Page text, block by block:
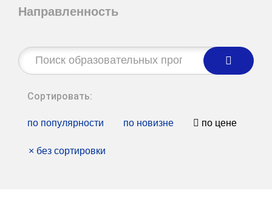
Направленность
Строка
поиска:
Сортировать:
по популярности по новизне по цене
× без сортировки